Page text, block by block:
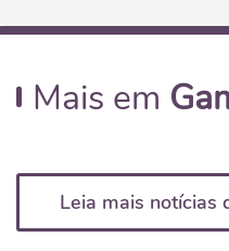
Mais em
Leia mais notícias